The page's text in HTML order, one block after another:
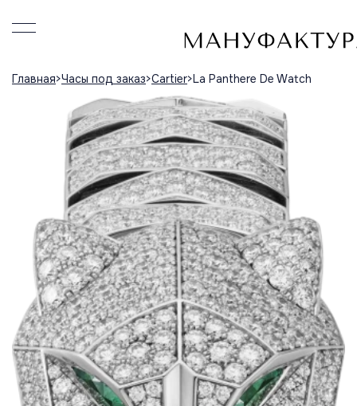
Главная Часы под заказ Cartier La Panthere De Watch